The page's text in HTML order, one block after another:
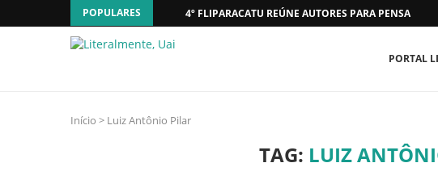
POPULARES 4º FLIPARACATU REÚNE AUTORES PARA PENSAR O
PORTAL
Início > Luiz Antônio Pilar
TAG: LUIZ